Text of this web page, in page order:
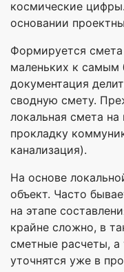
космические
основании
Формируется
маленьких к самым
документация
сводную смету.
локальная смета
прокладку
канализация).
На основе
объект. Часто
на этапе
крайне сложно, в
сметные расчеты,
уточнятся уже в